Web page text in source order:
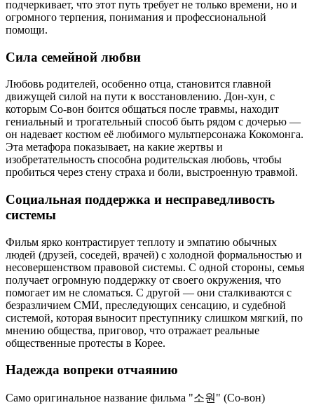
подчеркивает, что этот путь требует не только времени, но и
огромного терпения, понимания и профессиональной
помощи.
Сила семейной любви
Любовь родителей, особенно отца, становится главной
движущей силой на пути к восстановлению. Дон-хун, с
которым Со-вон боится общаться после травмы, находит
гениальный и трогательный способ быть рядом с дочерью —
он надевает костюм её любимого мультперсонажа Кокомонга.
Эта метафора показывает, на какие жертвы и
изобретательность способна родительская любовь, чтобы
пробиться через стену страха и боли, выстроенную травмой.
Социальная поддержка и несправедливость
системы
Фильм ярко контрастирует теплоту и эмпатию обычных
людей (друзей, соседей, врачей) с холодной формальностью и
несовершенством правовой системы. С одной стороны, семья
получает огромную поддержку от своего окружения, что
помогает им не сломаться. С другой — они сталкиваются с
безразличием СМИ, преследующих сенсацию, и судебной
системой, которая выносит преступнику слишком мягкий, по
мнению общества, приговор, что отражает реальные
общественные протесты в Корее.
Надежда вопреки отчаянию
Само оригинальное название фильма "소원" (Со-вон)